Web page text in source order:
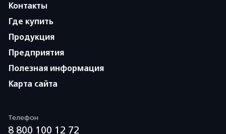
Контакты
Где купить
Продукция
Предприятия
Полезная информация
Карта сайта
Телефон
8 800 100 12 72